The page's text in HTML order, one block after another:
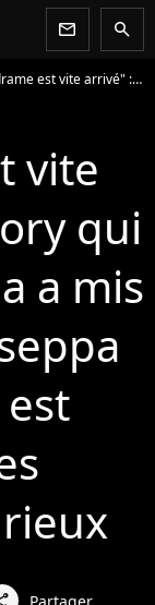
newsletter search
story qui prouve que Paga a mis en danger Giuseppa alors qu'elle est enceinte, les internautes furieux
vite
qui
a mis
Partager